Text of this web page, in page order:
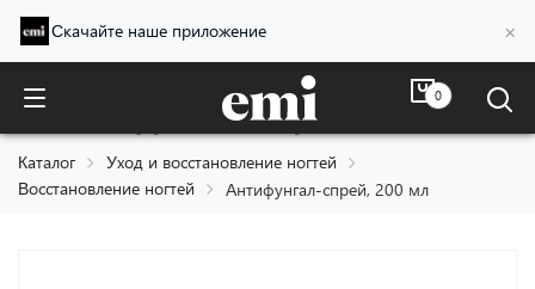
Скачайте наше приложение ×
0
Антифунгал-спрей, 200 мл
Каталог
Уход и восстановление ногтей
Восстановление ногтей
Антифунгал-спрей, 200 мл